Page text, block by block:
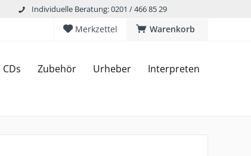
Individuelle Beratung: 0201 / 466 85 29
Warenkorb
Merkzettel
CDs Zubehör Urheber Interpreten